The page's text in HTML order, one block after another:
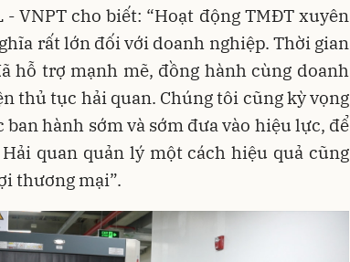
VNPT cho biết: “Hoạt động TMĐT xuyên
rất lớn đối với doanh nghiệp. Thời gian
hỗ trợ mạnh mẽ, đồng hành cùng doanh
thủ tục hải quan. Chúng tôi cũng kỳ vọng
hành sớm và sớm đưa vào hiệu lực, để
quan quản lý một cách hiệu quả cũng
thương mại”.